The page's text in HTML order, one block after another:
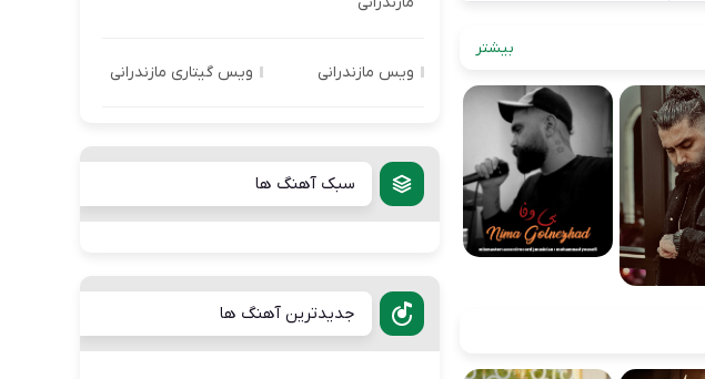
بیشتر
ویس مازندرانی ویس گیتاری مازندرانی
سبک آهنگ ها
جدیدترین آهنگ ها